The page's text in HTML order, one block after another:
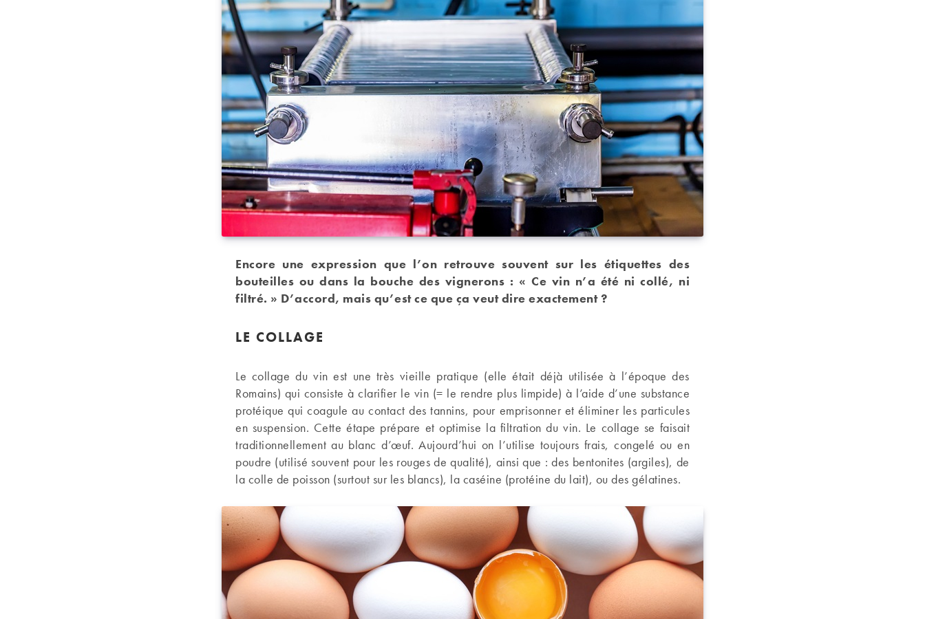
Encore une expression que l’on retrouve souvent sur les étiquettes des
bouteilles ou dans la bouche des vignerons : « Ce vin n’a été ni collé, ni
filtré. » D’accord, mais qu’est ce que ça veut dire exactement ?
LE COLLAGE
Le collage du vin est une très vieille pratique (elle était déjà utilisée à l’époque des
Romains) qui consiste à clarifier le vin (= le rendre plus limpide) à l’aide d’une substance
protéique qui coagule au contact des tannins, pour emprisonner et éliminer les particules
en suspension. Cette étape prépare et optimise la filtration du vin. Le collage se faisait
traditionnellement au blanc d’œuf. Aujourd’hui on l’utilise toujours frais, congelé ou en
poudre (utilisé souvent pour les rouges de qualité), ainsi que : des bentonites (argiles), de
la colle de poisson (surtout sur les blancs), la caséine (protéine du lait), ou des gélatines.